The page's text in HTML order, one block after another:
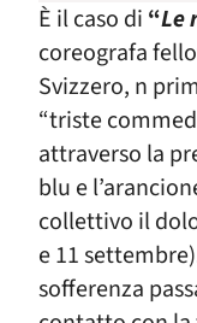
È il caso di “Le
coreografa
Svizzero, n
“triste
attraverso la
blu e
collettivo il
e 11
sofferenza